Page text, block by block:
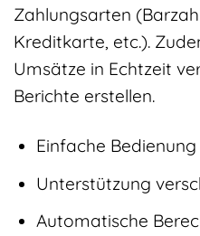
Zahlungsarten
Kreditkarte, etc.).
Umsätze in Echtzeit
Berichte erstellen.
Einfache Bedienung
Unterstützung
Automatische